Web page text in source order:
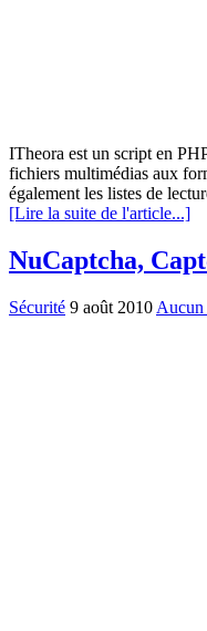
ITheora est un script en
fichiers multimédias aux
également les listes de
[Lire la suite de l'article...]
NuCaptcha,
Sécurité 9 août 2010 Aucun